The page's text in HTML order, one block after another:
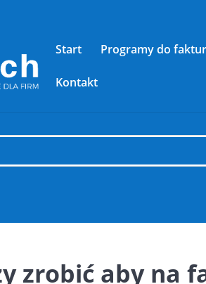
Start Programy do faktur
Kontakt
zrobić aby na